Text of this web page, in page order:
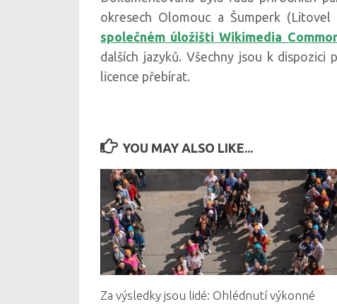
okresech Olomouc a Šumperk (Litovel
společném úložišti Wikimedia
dalších jazyků. Všechny jsou k
licence přebírat.
YOU MAY ALSO LIKE...
Za výsledky jsou lidé: Ohlédnutí výkonné